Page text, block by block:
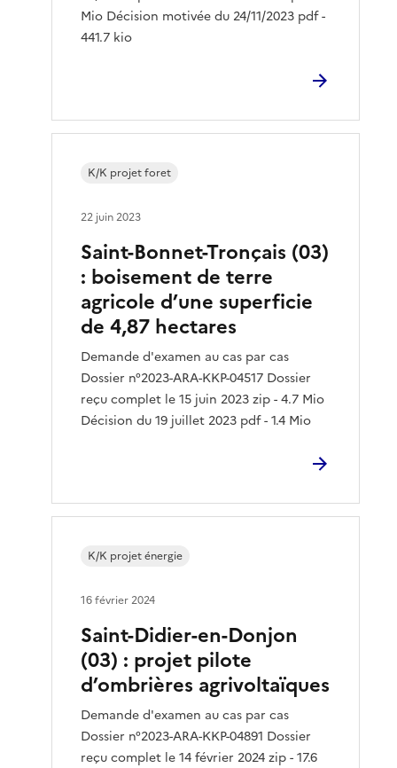
Mio Décision motivée du 24/11/2023 pdf -
441.7 kio
Saint-Bonnet-Tronçais (03)
: boisement de terre
agricole d’une superficie
de 4,87 hectares
Demande d'examen au cas par cas
Dossier n°2023-ARA-KKP-04517 Dossier
reçu complet le 15 juin 2023 zip - 4.7 Mio
Décision du 19 juillet 2023 pdf - 1.4 Mio
K/K projet foret
22 juin 2023
Saint-Didier-en-Donjon
(03) : projet pilote
d’ombrières agrivoltaïques
Demande d'examen au cas par cas
Dossier n°2023-ARA-KKP-04891 Dossier
reçu complet le 14 février 2024 zip - 17.6
K/K projet énergie
16 février 2024